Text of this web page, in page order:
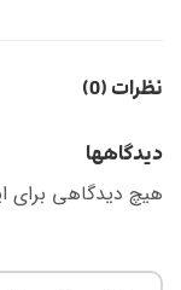
نظرات (0)
دیدگاهها
هیچ دیدگاهی